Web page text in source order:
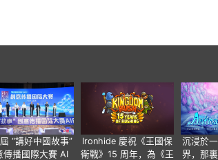
“講好中國故事”
傳播國際大賽 AI
Ironhide 慶祝《王國保
衛戰》15 周年，為《王
沉浸於
界，那